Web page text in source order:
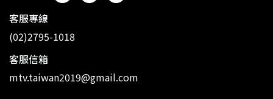
客服專線
(02)2795-1018
客服信箱
mtv.taiwan2019@gmail.com